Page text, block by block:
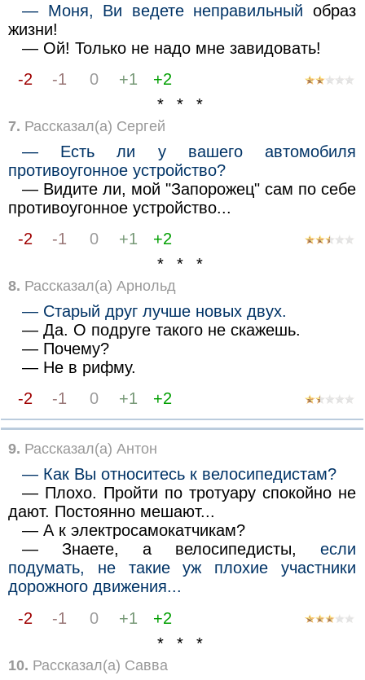
— Моня, Ви ведете неправильный образ
жизни!
— Ой! Только не надо мне завидовать!
-2
-1 0 +1
+2
* * *
7. Рассказал(а) Сергей
— Есть ли у вашего автомобиля
противоугонное устройство?
— Видите ли, мой "Запорожец" сам по себе
противоугонное устройство...
-2
-1 0 +1
+2
* * *
8. Рассказал(а) Арнольд
— Старый друг лучше новых двух.
— Да. О подруге такого не скажешь.
— Почему?
— Не в рифму.
-2
-1 0 +1 +2
9. Рассказал(а) Антон
— Как Вы относитесь к велосипедистам?
— Плохо. Пройти по тротуару спокойно не
дают. Постоянно мешают...
— А к электросамокатчикам?
— Знаете, а велосипедисты,если
подумать, не такие уж плохие участники
дорожного движения...
-2
-1 0 +1
+2
* * *
10. Рассказал(а) Савва